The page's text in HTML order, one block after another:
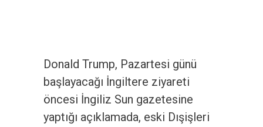
Donald Trump, Pazartesi günü
başlayacağı İngiltere ziyareti
öncesi İngiliz Sun gazetesine
yaptığı açıklamada, eski Dışişleri